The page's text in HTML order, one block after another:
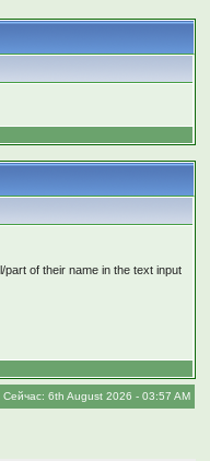
of their name in the text input
Сейчас: 6th August 2026 - 03:57 AM